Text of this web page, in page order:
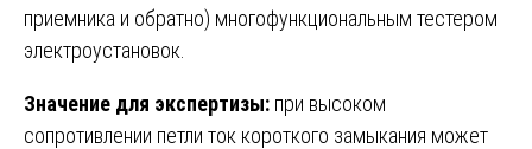
приемника и обратно) многофункциональным тестером
электроустановок.
Значение для экспертизы: при высоком
сопротивлении петли ток короткого замыкания может